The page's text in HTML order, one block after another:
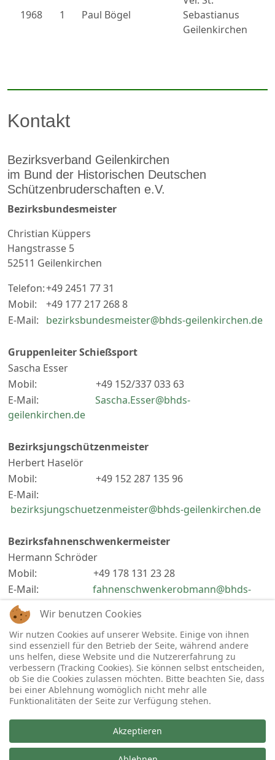
1968 1 Paul Bögel
Sebastianus
Geilenkirchen
Kontakt
Bezirksverband Geilenkirchen
im Bund der Historischen Deutschen
Schützenbruderschaften e.V.
Bezirksbundesmeister
Christian Küppers
Hangstrasse 5
52511 Geilenkirchen
Telefon:+49 2451 77 31
Mobil:
+49 177 217 268 8
E-Mail:
bezirksbundesmeister@bhds-geilenkirchen.de
Gruppenleiter Schießsport
Sascha Esser
Mobil: +49 152/337 033 63
E-Mail: Sascha.Esser@bhds-
geilenkirchen.de
Bezirksjungschützenmeister
Herbert Haselör
Mobil: +49 152 287 135 96
E-Mail:
bezirksjungschuetzenmeister@bhds-geilenkirchen.de
Bezirksfahnenschwenkermeister
Hermann Schröder
Mobil: +49 178 131 23 28
E-Mail: fahnenschwenkerobmann@bhds-
geilenkirchen.de
Webmaster
Michael Fenger
E-Mail: webmaster@bhds-geilenkirchen.de
Copyright © 2026 Bezirksverband Geilenkirchen im Bund
der Historischen Deutschen Schützenbruderschaften e.V..
Wir benutzen Cookies
Wir nutzen Cookies auf unserer Website. Einige von ihnen
sind essenziell für den Betrieb der Seite, während andere
uns helfen, diese Website und die Nutzererfahrung zu
verbessern (Tracking Cookies). Sie können selbst entscheiden,
ob Sie die Cookies zulassen möchten. Bitte beachten Sie, dass
bei einer Ablehnung womöglich nicht mehr alle
Funktionalitäten der Seite zur Verfügung stehen.
Akzeptieren